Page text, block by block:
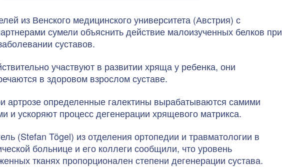
из Венского медицинского университета (Австрия) с
сумели объяснить действие малоизученных белков при
суставов.
участвуют в развитии хряща у ребенка, они
в здоровом взрослом суставе.
артрозе определенные галектины вырабатываются самими
и ускоряют процесс дегенерации хрящевого матрикса.
(Stefan Tögel) из отделения ортопедии и травматологии в
больнице и его коллеги сообщили, что уровень
тканях пропорционален степени дегенерации сустава.